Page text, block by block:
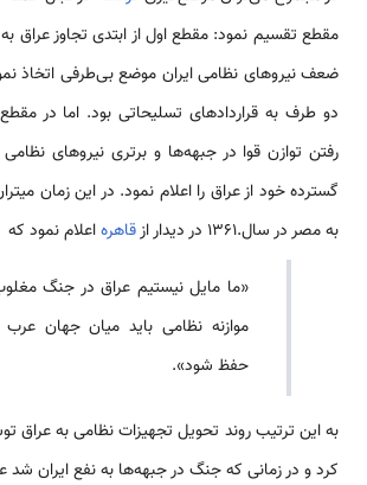
مقطع تقسیم نمود: مقطع اول از ابتدی تجاوز عراق
ضعف نیروهای نظامی ایران موضع بی‌طرفی اتخاذ
دو طرف به قراردادهای تسلیحاتی بود. اما در
رفتن توازن قوا در جبهه‌ها و برتری نیروهای
گسترده خود از عراق را اعلام نمود. در این زمان
به مصر در سال.1361 در دیدار از
قاهرهاعلام نمود که
«ما مایل نیستیم عراق در جنگ
موازنه نظامی باید میان جهان عرب
حفظ شود».
به این ترتیب روند تحویل تجهیزات نظامی به عراق
کرد و در زمانی که جنگ در جبهه‌ها به نفع ایران